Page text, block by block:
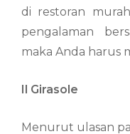
di restoran
pengalaman
maka Anda harus
Il Girasole
Menurut ulasan